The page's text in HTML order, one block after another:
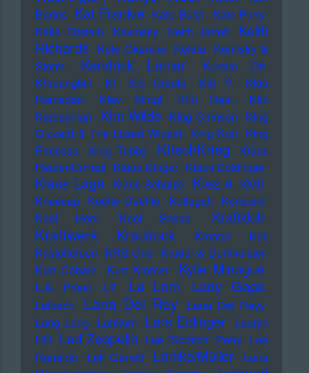
Bartos Kat Frankie Kate Bush Kate Perry
Katja Ebstein
Kavinsky Keith Jarrett
Keith
Richards Kele Okereke Kelela Kemistry &
Storm
Kendrick Lamar
Kerstin Ott
Khruangbin
KI KId Creole KId P.
KIda
Ramadan
KIev Stingl KIm Deal
KIm
Kardashian KIm Wilde KIng Crimson KIng
Gizzard & The Lizard Wizard KIng Kurt KIng
Princess
KIng Tubby KItschKrieg
Klaas
Heufer-Umlauf Klaus Dinger Klaus Doldinger
Klaus Lage Klaus Schulze Klez.e KMD
Kneecap Koefte DeVille Kollegah Kompakt
Kool Herc
Kool Savas Kraftklub
Kraftwerk Krautrock Kreator
Kris
Kristofferson KRS-One Kruder & Dorfmeister
Kurt Cobain
Kurt Krömer Kylie Minogue
L.A. Priest L7 La Lom Lady Gaga
Laibach Lana Del Rey
Lana Del Reyy
Lang Lang Lankum Lars Eidinger Lauryn
Hill Led Zeppelin Lee "Scratch" Perry Lee
Ranaldo
Leif Garrett Lemke/Müller
Lena